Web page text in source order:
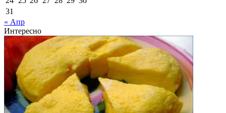
31
« Апр
Интересно